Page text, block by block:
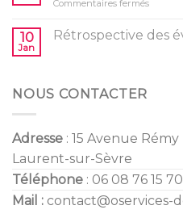
Gender
Commentaires ferméssur
Mariage
10
Jan
Rétrospective des
NOUS CONTACTER
Adresse : 15 Avenue
Laurent-sur-Sèvre
Téléphone : 06 08 76 15
Mail : contact@oservices-